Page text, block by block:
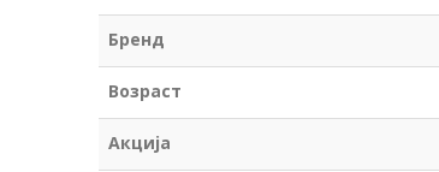
Бренд
Возраст
Акција